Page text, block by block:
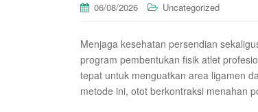
06/08/2026 Uncategorized
Menjaga kesehatan persendian
program pembentukan fisik atlet
tepat untuk menguatkan area ligamen
metode ini, otot berkontraksi menahan